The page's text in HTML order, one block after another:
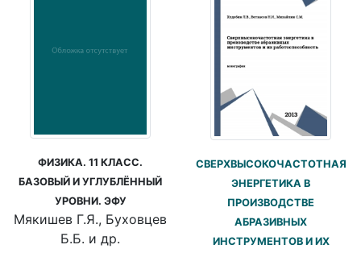
ФИЗИКА. 11 КЛАСС.
БАЗОВЫЙ И УГЛУБЛЁННЫЙ
УРОВНИ. ЭФУ
Мякишев Г.Я., Буховцев
Б.Б. и др.
СВЕРХВЫСОКОЧАСТОТНАЯ
ЭНЕРГЕТИКА В
ПРОИЗВОДСТВЕ
АБРАЗИВНЫХ
ИНСТРУМЕНТОВ И ИХ